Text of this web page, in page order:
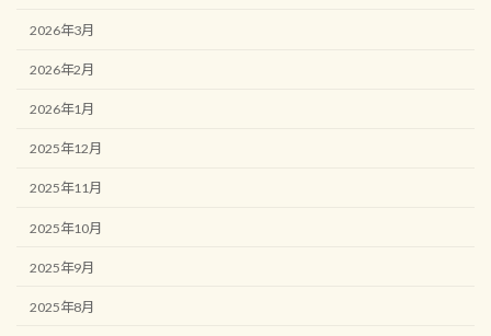
2026年3月
2026年2月
2026年1月
2025年12月
2025年11月
2025年10月
2025年9月
2025年8月